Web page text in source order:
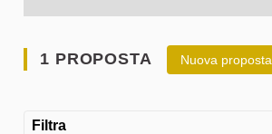
1 PROPOSTA Nuova proposta
Filtra